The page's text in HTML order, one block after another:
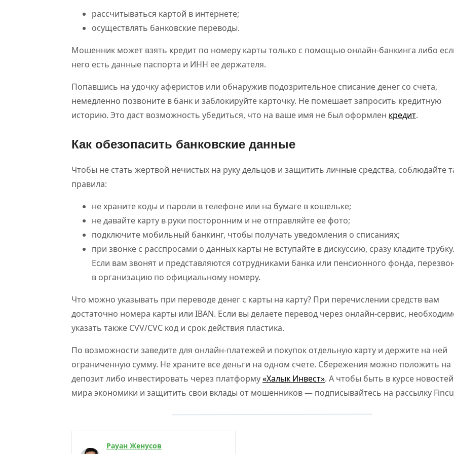
рассчитываться картой в интернете;
осуществлять банковские переводы.
Мошенник может взять кредит по номеру карты только с помощью онлайн-банкинга либо
него есть данные паспорта и ИНН ее держателя.
Попавшись на удочку аферистов или обнаружив подозрительное списание денег со счета,
немедленно позвоните в банк и заблокируйте карточку. Не помешает запросить кредитную
историю. Это даст возможность убедиться, что на ваше имя не был оформлен кредит.
Как обезопасить банковские данные
Чтобы не стать жертвой нечистых на руку дельцов и защитить личные средства, соблюдайте
правила:
не храните коды и пароли в телефоне или на бумаге в кошельке;
не давайте карту в руки посторонним и не отправляйте ее фото;
подключите мобильный банкинг, чтобы получать уведомления о списаниях;
при звонке с расспросами о данных карты не вступайте в дискуссию, сразу кладите трубку.
Если вам звонят и представляются сотрудниками банка или пенсионного фонда,
в организацию по официальному номеру.
Что можно указывать при переводе денег с карты на карту? При перечислении средств вам
достаточно номера карты или IBAN. Если вы делаете перевод через онлайн-сервис,
указать также СVV/CVC код и срок действия пластика.
По возможности заведите для онлайн-платежей и покупок отдельную карту и держите на ней
ограниченную сумму. Не храните все деньги на одном счете. Сбережения можно положить на
депозит либо инвестировать через платформу«Халык Инвест». А чтобы быть в курсе
мира экономики и защитить свои вклады от мошенников — подписывайтесь на рассылку
Рауан Женусов